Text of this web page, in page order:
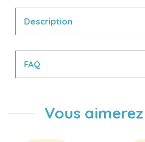
Description
FAQ
Vous